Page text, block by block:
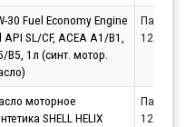
30 Fuel Economy Engine
API SL/CF, ACEA A1/B1,
B5, 1л (синт. мотор.
Партнёр
моторное
SHELL HELIX
Партнёр